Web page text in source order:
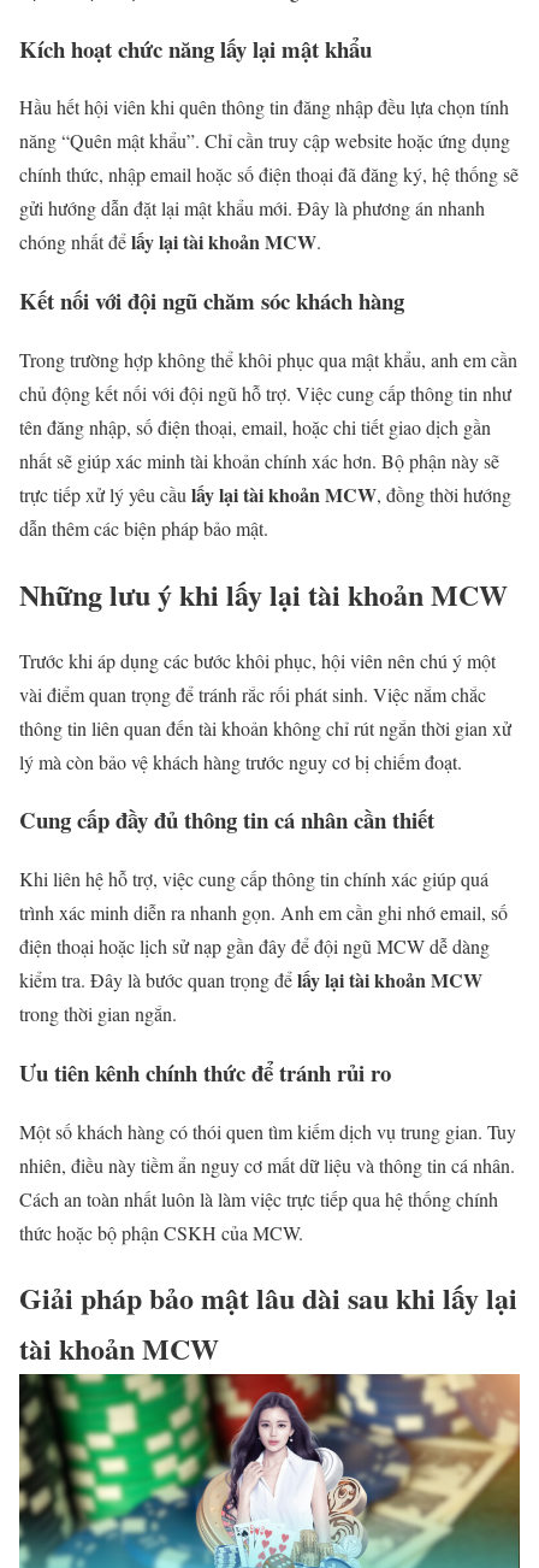
Kích hoạt chức năng lấy lại mật khẩu
Hầu hết hội viên khi quên thông tin đăng nhập đều lựa chọn tính
năng “Quên mật khẩu”. Chỉ cần truy cập website hoặc ứng dụng
chính thức, nhập email hoặc số điện thoại đã đăng ký, hệ thống sẽ
gửi hướng dẫn đặt lại mật khẩu mới. Đây là phương án nhanh
chóng nhất đểlấy lại tài khoản MCW.
Kết nối với đội ngũ chăm sóc khách hàng
Trong trường hợp không thể khôi phục qua mật khẩu, anh em cần
chủ động kết nối với đội ngũ hỗ trợ. Việc cung cấp thông tin như
tên đăng nhập, số điện thoại, email, hoặc chi tiết giao dịch gần
nhất sẽ giúp xác minh tài khoản chính xác hơn. Bộ phận này sẽ
trực tiếp xử lý yêu cầu lấy lại tài khoản MCW, đồng thời hướng
dẫn thêm các biện pháp bảo mật.
Những lưu ý khi lấy lại tài khoản MCW
Trước khi áp dụng các bước khôi phục, hội viên nên chú ý một
vài điểm quan trọng để tránh rắc rối phát sinh. Việc nắm chắc
thông tin liên quan đến tài khoản không chỉ rút ngắn thời gian xử
lý mà còn bảo vệ khách hàng trước nguy cơ bị chiếm đoạt.
Cung cấp đầy đủ thông tin cá nhân cần thiết
Khi liên hệ hỗ trợ, việc cung cấp thông tin chính xác giúp quá
trình xác minh diễn ra nhanh gọn. Anh em cần ghi nhớ email, số
điện thoại hoặc lịch sử nạp gần đây để đội ngũ MCW dễ dàng
kiểm tra. Đây là bước quan trọng đểlấy lại tài khoản MCW
trong thời gian ngắn.
Ưu tiên kênh chính thức để tránh rủi ro
Một số khách hàng có thói quen tìm kiếm dịch vụ trung gian. Tuy
nhiên, điều này tiềm ẩn nguy cơ mất dữ liệu và thông tin cá nhân.
Cách an toàn nhất luôn là làm việc trực tiếp qua hệ thống chính
thức hoặc bộ phận CSKH của MCW.
Giải pháp bảo mật lâu dài sau khi lấy lại
tài khoản MCW